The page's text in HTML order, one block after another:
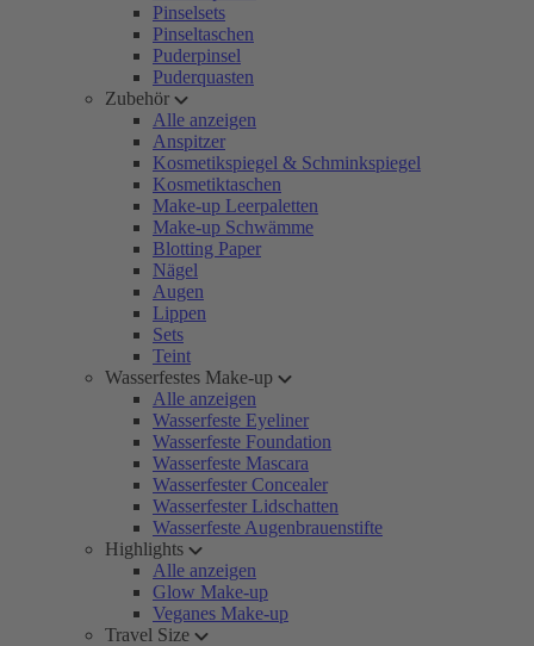
Pinselsets
Pinseltaschen
Puderpinsel
Puderquasten
Zubehör
Alle anzeigen
Anspitzer
Kosmetikspiegel & Schminkspiegel
Kosmetiktaschen
Make-up Leerpaletten
Make-up Schwämme
Blotting Paper
Nägel
Augen
Lippen
Sets
Teint
Wasserfestes Make-up
Alle anzeigen
Wasserfeste Eyeliner
Wasserfeste Foundation
Wasserfeste Mascara
Wasserfester Concealer
Wasserfester Lidschatten
Wasserfeste Augenbrauenstifte
Highlights
Alle anzeigen
Glow Make-up
Veganes Make-up
Travel Size